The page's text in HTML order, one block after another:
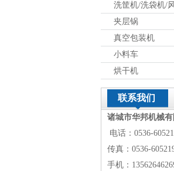
洗筐机/洗袋机/
夹层锅
真空包装机
小料车
烘干机
联系我们
诸城市华邦机械有
电话：0536-
传真：0536-
手机：